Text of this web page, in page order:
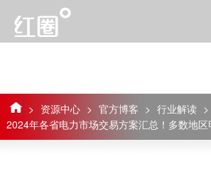
> 资源中心 > 官方博客 > 行业解读 >
2024年各省电力市场交易方案汇总​！多数地
与市场交易